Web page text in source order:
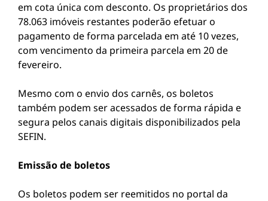
em cota única com desconto. Os proprietários dos
78.063 imóveis restantes poderão efetuar o
pagamento de forma parcelada em até 10 vezes,
com vencimento da primeira parcela em 20 de
fevereiro.
Mesmo com o envio dos carnês, os boletos
também podem ser acessados de forma rápida e
segura pelos canais digitais disponibilizados pela
SEFIN.
Emissão de boletos
Os boletos podem ser reemitidos no portal da